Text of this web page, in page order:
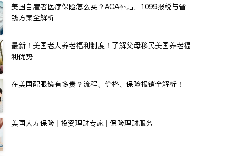
美国自雇者医疗保险怎么买？ACA补贴、1099报税与省
钱方案全解析
最新！美国老人养老福利制度！了解父母移民美国养老福
利优势
在美国配眼镜有多贵？流程、价格、保险报销全解析！
美国人寿保险 | 投资理财专家 | 保险理财服务